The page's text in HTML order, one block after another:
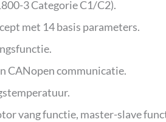
3 Categorie C1/C2).
met 14 basis parameters.
CANopen communicatie.
vang functie, master-slave